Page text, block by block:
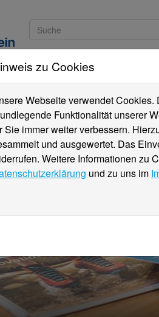
Studieninteressierte
zu Cookies
Webseite verwendet
Funktionalität unserer
Sie immer weiter verbessern.
und ausgewertet. Das
Weitere Informationen zu
und zu uns im